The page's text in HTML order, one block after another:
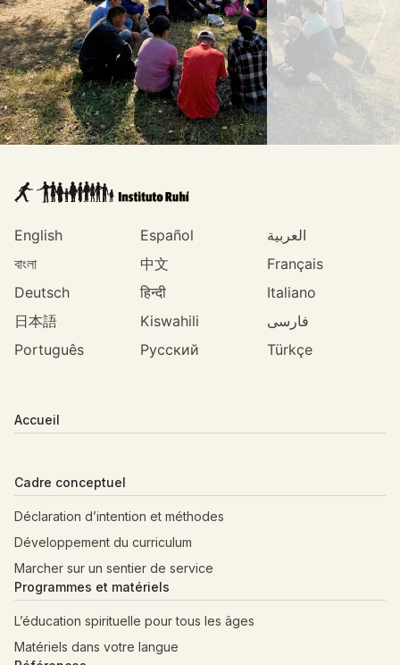
English Español
العربية
বাংলা
中文
Français
Deutsch
हिन्दी
Italiano
日本語
Kiswahili
فارسی
Português
Русский Türkçe
Accueil
Cadre conceptuel
Déclaration d’intention et méthodes
Développement du curriculum
Marcher sur un sentier de service
Programmes et matériels
L’éducation spirituelle pour tous les âges
Matériels dans votre langue